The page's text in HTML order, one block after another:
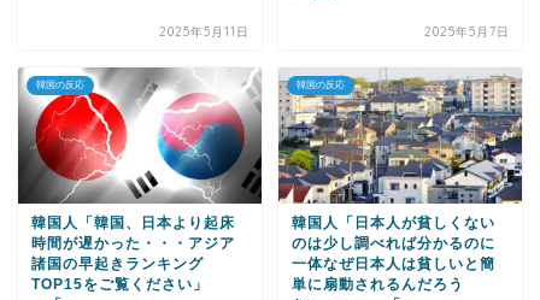
2025年5月11日 2025年5月7日
韓国の反応
韓国人「韓国、日本より起床
時間が遅かった・・・アジア
諸国の早起きランキング
TOP15をご覧ください」
韓国の反応
韓国人「日本人が貧しくない
のは少し調べれば分かるのに
一体なぜ日本人は貧しいと簡
単に扇動されるんだろう